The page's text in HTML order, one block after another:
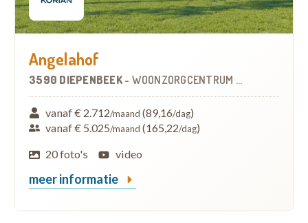
Angelahof
3590 DIEPENBEEK- WOONZORGCENTRUM (WZC)
vanaf € 2.712/maand (89,16/dag)
vanaf € 5.025/maand (165,22/dag)
20 foto's
video
meer informatie